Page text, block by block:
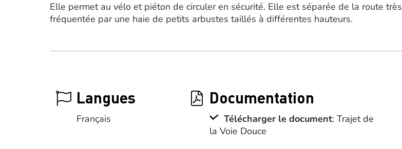
Elle permet au vélo et piéton de circuler en sécurité. Elle est séparée de la route très
fréquentée par une haie de petits arbustes taillés à différentes hauteurs.
Langues
Français
Documentation
Télécharger le document: Trajet de
la Voie Douce